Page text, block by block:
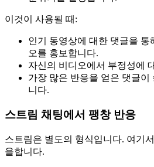
이것이 사용될 때:
인기 동영상에 대한 댓글을 통
오를 홍보합니다.
자신의 비디오에서 부정성에
가장 많은 반응을 얻은 댓글
니다.
스트림 채팅에서 팽창 반응
스트림은 별도의 형식입니다. 여기
을합니다.